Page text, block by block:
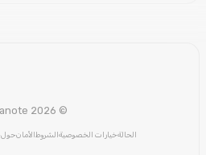
© Ideanote 2026
الحالةخيارات الخصوصيةالشروطالأمانحول